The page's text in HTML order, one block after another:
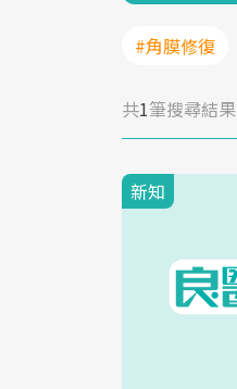
#角膜修復
共1筆搜尋結果
新知